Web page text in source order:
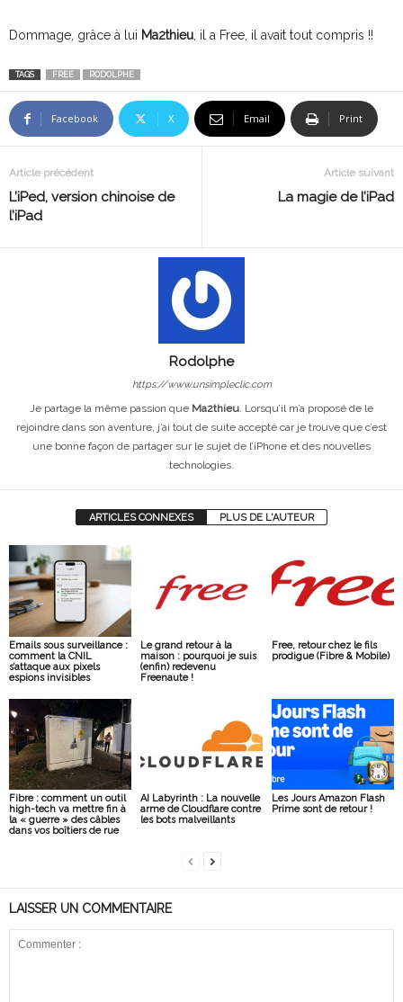
Dommage, grâce à lui Ma2thieu , il a Free, il avait tout compris !!
TAGS FREE RODOLPHE
Facebook X Email Print
Article précédent
L’iPed, version chinoise de
l’iPad
Article suivant
La magie de l’iPad
Rodolphe
https://www.unsimpleclic.com
Je partage la même passion que Ma2thieu. Lorsqu’il m’a proposé de le
rejoindre dans son aventure, j’ai tout de suite accepté car je trouve que c’est
une bonne façon de partager sur le sujet de l’iPhone et des nouvelles
technologies.
ARTICLES CONNEXES PLUS DE L'AUTEUR
Emails sous surveillance :
comment la CNIL
s’attaque aux pixels
espions invisibles
Le grand retour à la
maison : pourquoi je suis
(enfin) redevenu
Freenaute !
Free, retour chez le fils
prodigue (Fibre & Mobile)
Fibre : comment un outil
high-tech va mettre fin à
la « guerre » des câbles
dans vos boîtiers de rue
AI Labyrinth : La nouvelle
arme de Cloudflare contre
les bots malveillants
Les Jours Amazon Flash
Prime sont de retour !
LAISSER UN COMMENTAIRE